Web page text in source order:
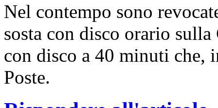
Nel contempo sono
sosta con disco orario
con disco a 40 minuti che,
Poste.